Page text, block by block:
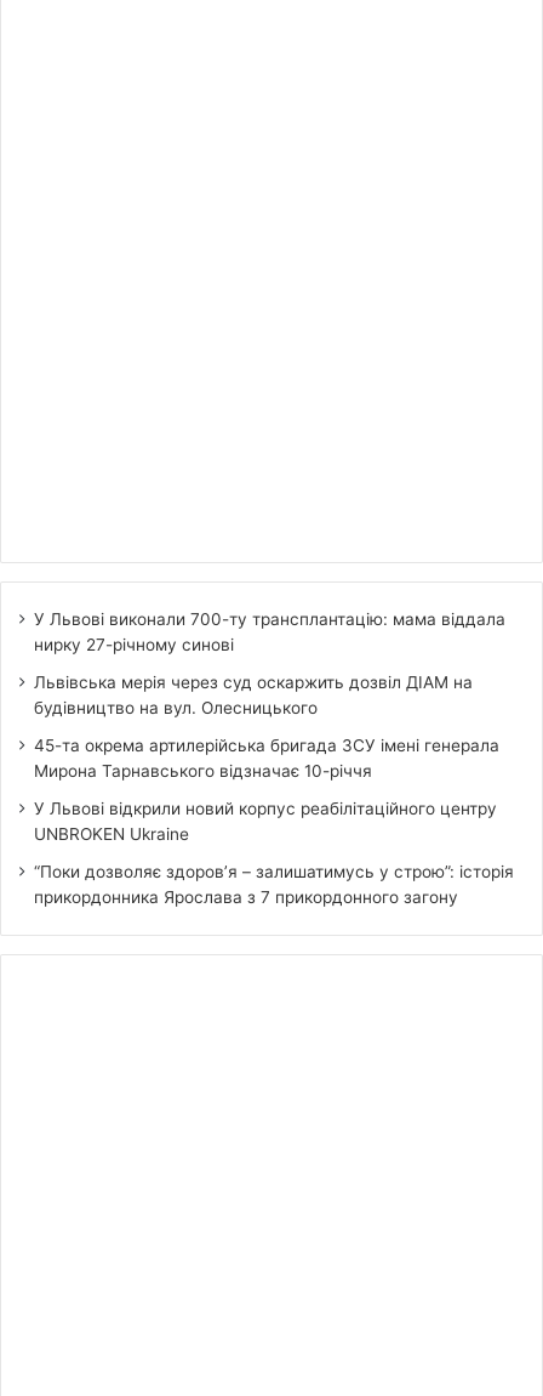
У Львові виконали 700-ту трансплантацію: мама віддала
нирку 27-річному синові
Львівська мерія через суд оскаржить дозвіл ДІАМ на
будівництво на вул. Олесницького
45-та окрема артилерійська бригада ЗСУ імені генерала
Мирона Тарнавського відзначає 10-річчя
У Львові відкрили новий корпус реабілітаційного центру
UNBROKEN Ukraine
“Поки дозволяє здоров’я – залишатимусь у строю”: історія
прикордонника Ярослава з 7 прикордонного загону